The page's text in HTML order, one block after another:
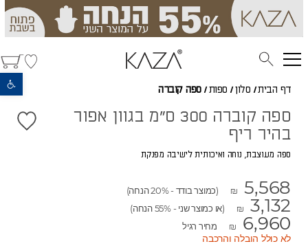
פתח סרגל נגישות
דף הבית/ סלון / ספות / ספה קוברה
ספה קוברה 300 ס"מ בגוון אפור
בהיר ריף
ספה מעוצבת, נוחה ואיכותית לישיבה מפנקת
₪ 5,568 (כמוצר בודד - 20% הנחה)
₪ 3,132 (או כמוצר שני - 55% הנחה)
₪ 6,960 מחיר רגיל
לא כולל הובלה והרכבה